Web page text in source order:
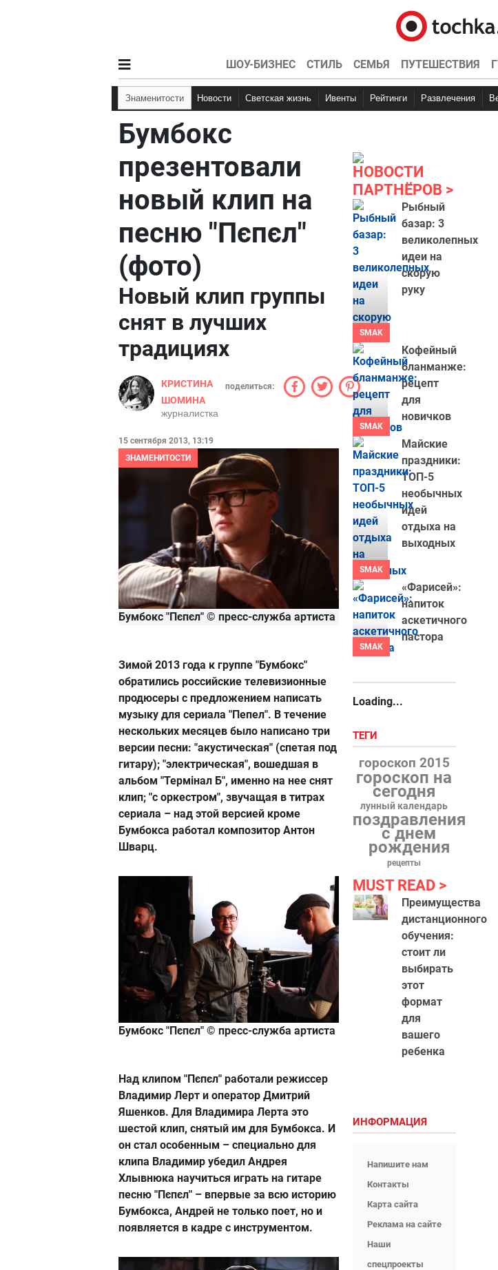
ШОУ-БИЗНЕС СТИЛЬ СЕМЬЯ ПУТЕШЕСТВИЯ
Знаменитости Новости Светская жизнь Ивенты Рейтинги Развлечения
Бумбокс
презентовали
новый клип на
песню "Пєпєл"
(фото)
Новый клип группы
снят в лучших
традициях
КРИСТИНА
ШОМИНА
журналистка
поделиться:
15 сентября 2013, 13:19
ЗНАМЕНИТОСТИ
Бумбокс "Пєпєл" © пресс-служба артиста
Зимой 2013 года к группе "Бумбокс"
обратились российские телевизионные
продюсеры с предложением написать
музыку для сериала "Пепел". В течение
нескольких месяцев было написано три
версии песни: "акустическая" (спетая под
гитару); "электрическая", вошедшая в
альбом "Термiнал Б", именно на нее снят
клип; "с оркестром", звучащая в титрах
сериала – над этой версией кроме
Бумбокса работал композитор Антон
Шварц.
Бумбокс "Пєпєл" © пресс-служба артиста
Над клипом "Пєпєл" работали режиссер
Владимир Лерт и оператор Дмитрий
Яшенков. Для Владимира Лерта это
шестой клип, снятый им для Бумбокса. И
он стал особенным – специально для
клипа Владимир убедил Андрея
Хлывнюка научиться играть на гитаре
песню "Пєпєл" – впервые за всю историю
Бумбокса, Андрей не только поет, но и
появляется в кадре с инструментом.
НОВОСТИ
ПАРТНЁРОВ
SMAK
Рыбный
базар: 3
великолепных
идеи на
скорую
руку
SMAK
Кофейный
бланманже:
рецепт
для
новичков
SMAK
Майские
праздники:
ТОП-5
необычных
идей
отдыха на
выходных
SMAK
«Фарисей»:
напиток
аскетичного
пастора
Loading...
ТЕГИ
гороскоп 2015
гороскоп на
сегодня
лунный календарь
поздравления
с днем
рождения
рецепты
MUST READ
Преимущества
дистанционного
обучения:
стоит ли
выбирать
этот
формат
для
вашего
ребенка
ИНФОРМАЦИЯ
Напишите нам
Контакты
Карта сайта
Реклама на сайте
Наши
спецпроекты